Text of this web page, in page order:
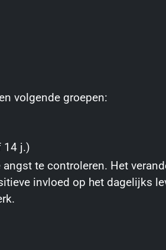
volgende groepen:
14 j.)
te controleren. Het
invloed op het dagelijks